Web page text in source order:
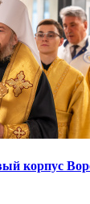
корпус